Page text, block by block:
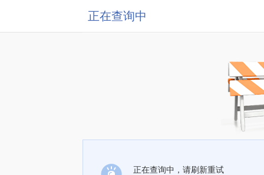
正在查询中
正在查询中，请刷新重试